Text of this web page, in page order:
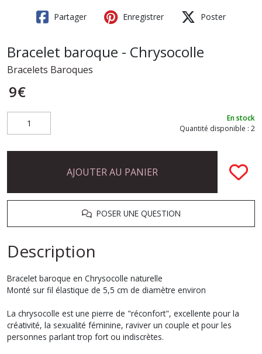
Partager Enregistrer Poster
Bracelet baroque - Chrysocolle
Bracelets Baroques
9€
En stock
Quantité disponible : 2
AJOUTER AU PANIER
POSER UNE QUESTION
Description
Bracelet baroque en Chrysocolle naturelle
Monté sur fil élastique de 5,5 cm de diamètre environ
La chrysocolle est une pierre de "réconfort", excellente pour la
créativité, la sexualité féminine, raviver un couple et pour les
personnes parlant trop fort ou indiscrètes.